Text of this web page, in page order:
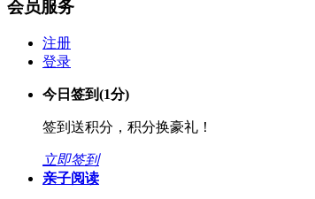
会员服务
注册
登录
今日签到(1分)
签到送积分，积分换豪礼！
立即签到
亲子阅读